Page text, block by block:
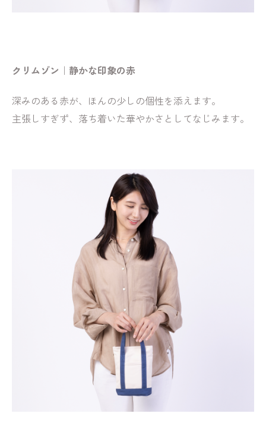
クリムゾン｜静かな印象の赤
深みのある赤が、ほんの少しの個性を添えます。
主張しすぎず、落ち着いた華やかさとしてなじみます。